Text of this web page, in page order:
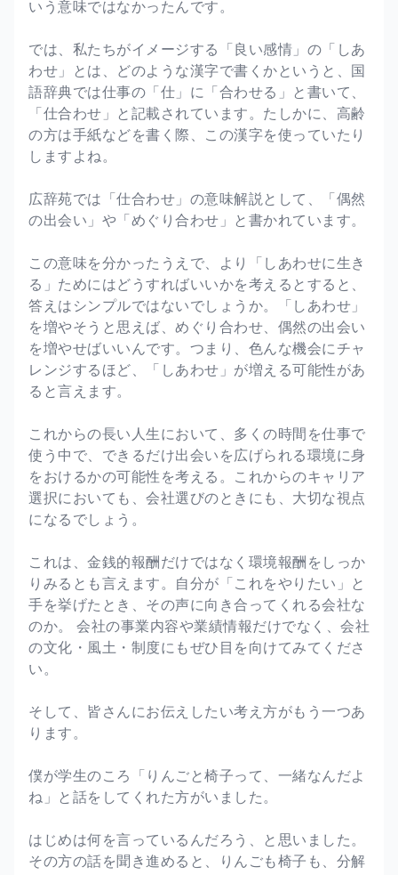
いう意味ではなかったんです。
では、私たちがイメージする「良い感情」の「しあ
わせ」とは、どのような漢字で書くかというと、国
語辞典では仕事の「仕」に「合わせる」と書いて、
「仕合わせ」と記載されています。たしかに、高齢
の方は手紙などを書く際、この漢字を使っていたり
しますよね。
広辞苑では「仕合わせ」の意味解説として、「偶然
の出会い」や「めぐり合わせ」と書かれています。
この意味を分かったうえで、より「しあわせに生き
る」ためにはどうすればいいかを考えるとすると、
答えはシンプルではないでしょうか。「しあわせ」
を増やそうと思えば、めぐり合わせ、偶然の出会い
を増やせばいいんです。つまり、色んな機会にチャ
レンジするほど、「しあわせ」が増える可能性があ
ると言えます。
これからの長い人生において、多くの時間を仕事で
使う中で、できるだけ出会いを広げられる環境に身
をおけるかの可能性を考える。これからのキャリア
選択においても、会社選びのときにも、大切な視点
になるでしょう。
これは、金銭的報酬だけではなく環境報酬をしっか
りみるとも言えます。自分が「これをやりたい」と
手を挙げたとき、その声に向き合ってくれる会社な
のか。 会社の事業内容や業績情報だけでなく、会社
の文化・風土・制度にもぜひ目を向けてみてくださ
い。
そして、皆さんにお伝えしたい考え方がもう一つあ
ります。
僕が学生のころ「りんごと椅子って、一緒なんだよ
ね」と話をしてくれた方がいました。
はじめは何を言っているんだろう、と思いました。
その方の話を聞き進めると、りんごも椅子も、分解